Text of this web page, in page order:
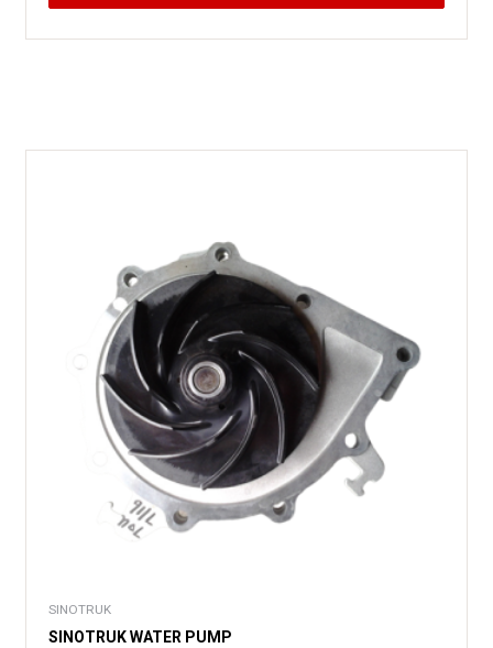
SINOTRUK
SINOTRUK WATER PUMP